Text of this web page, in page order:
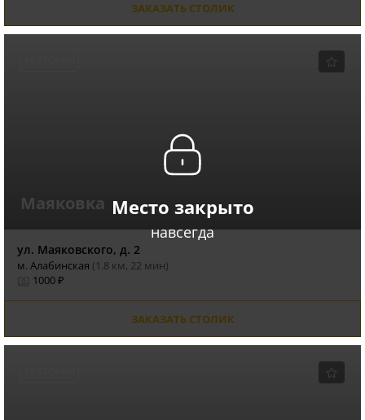
ЗАКАЗАТЬ СТОЛИК
Место закрыто
навсегда
Маяковка
ул. Маяковского, д. 2
м. Алабинская (1.8 км, 22 мин)
1000 ₽
ЗАКАЗАТЬ СТОЛИК